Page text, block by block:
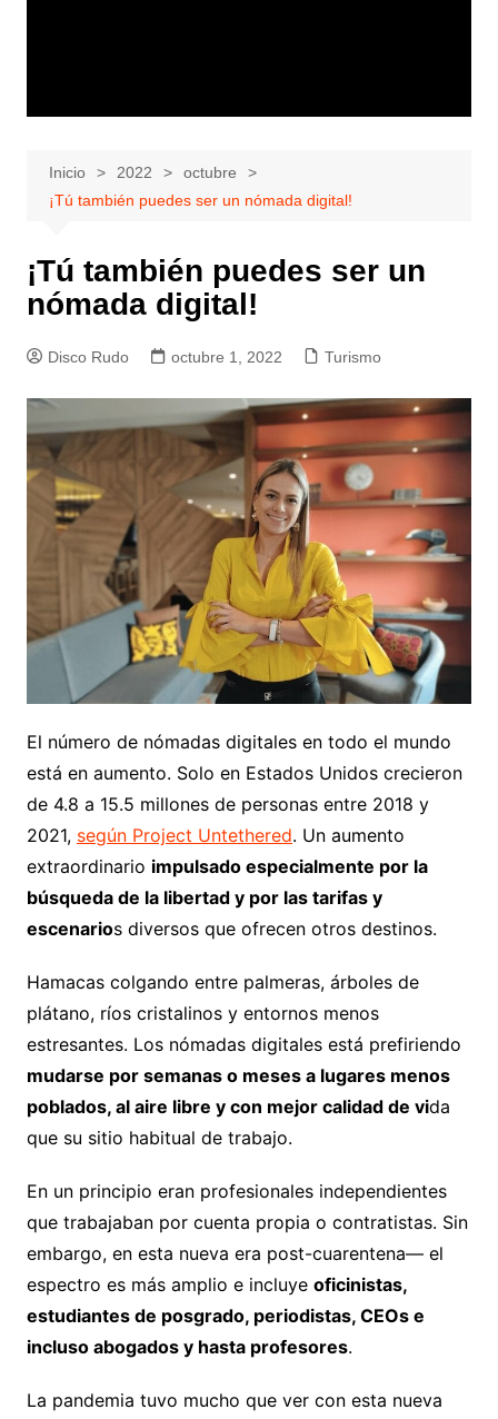
Inicio 2022
octubre
¡Tú también puedes ser un nómada digital!
¡Tú también puedes ser un
nómada digital!
Disco Rudo octubre 1, 2022 Turismo
El número de nómadas digitales en todo el mundo
está en aumento. Solo en Estados Unidos crecieron
de 4.8 a 15.5 millones de personas entre 2018 y
2021, según Project Untethered. Un aumento
extraordinario impulsado especialmente por la
búsqueda de la libertad y por las tarifas y
escenarios diversos que ofrecen otros destinos.
Hamacas colgando entre palmeras, árboles de
plátano, ríos cristalinos y entornos menos
estresantes. Los nómadas digitales está prefiriendo
mudarse por semanas o meses a lugares menos
poblados, al aire libre y con mejor calidad de vida
que su sitio habitual de trabajo.
En un principio eran profesionales independientes
que trabajaban por cuenta propia o contratistas. Sin
embargo, en esta nueva era post-cuarentena— el
espectro es más amplio e incluye oficinistas,
estudiantes de posgrado, periodistas, CEOs e
incluso abogados y hasta profesores.
La pandemia tuvo mucho que ver con esta nueva